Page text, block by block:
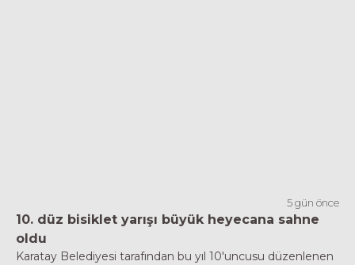
5 gün önce
10. düz bisiklet yarışı büyük heyecana sahne
oldu
Karatay Belediyesi tarafından bu yıl 10'uncusu düzenlenen